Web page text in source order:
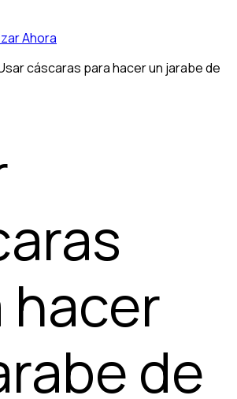
Ahora
cáscaras para hacer un jarabe de
hacer
de